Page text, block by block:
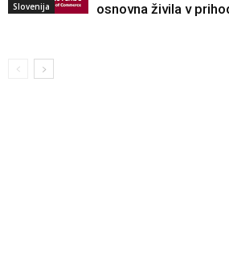
Slovenija osnovna živila v